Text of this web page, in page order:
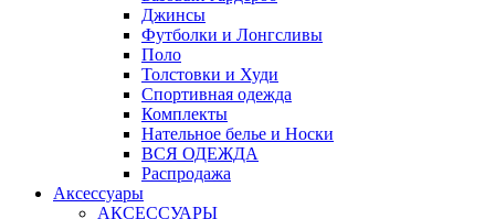
Джинсы
Футболки и Лонгсливы
Поло
Толстовки и Худи
Спортивная одежда
Комплекты
Нательное белье и Носки
ВСЯ ОДЕЖДА
Распродажа
Аксессуары
АКСЕССУАРЫ